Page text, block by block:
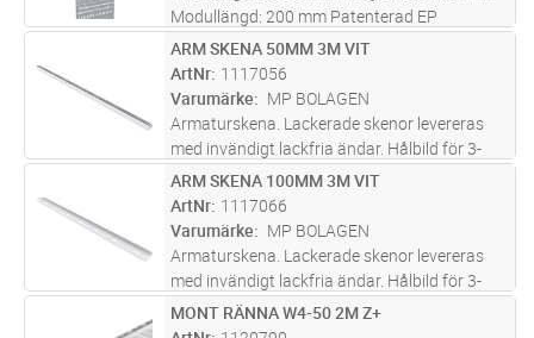
Modullängd: 200 mm Patenterad EP
0813012. Kan på begäran fås lackerad.
ST Lägg i kundvagn
ARM SKENA 50MM 3M VIT
ArtNr 1117056
Varumärke
MP BOLAGEN
Armaturskena. Lackerade skenor levereras
med invändigt lackfria ändar. Hålbild för 3-
och 5-poliga snabbkontakter. Andra längder,
kulörer och varmförzinkad skena offereras på
begäran.
ST Lägg i kundvagn
ARM SKENA 100MM 3M VIT
ArtNr 1117066
Varumärke
MP BOLAGEN
Armaturskena. Lackerade skenor levereras
med invändigt lackfria ändar. Hålbild för 3-
och 5-poliga snabbkontakter. Andra längder,
kulörer och varmförzinkad skena offereras på
ST Lägg i kundvagn
MONT RÄNNA W4-50 2M Z+